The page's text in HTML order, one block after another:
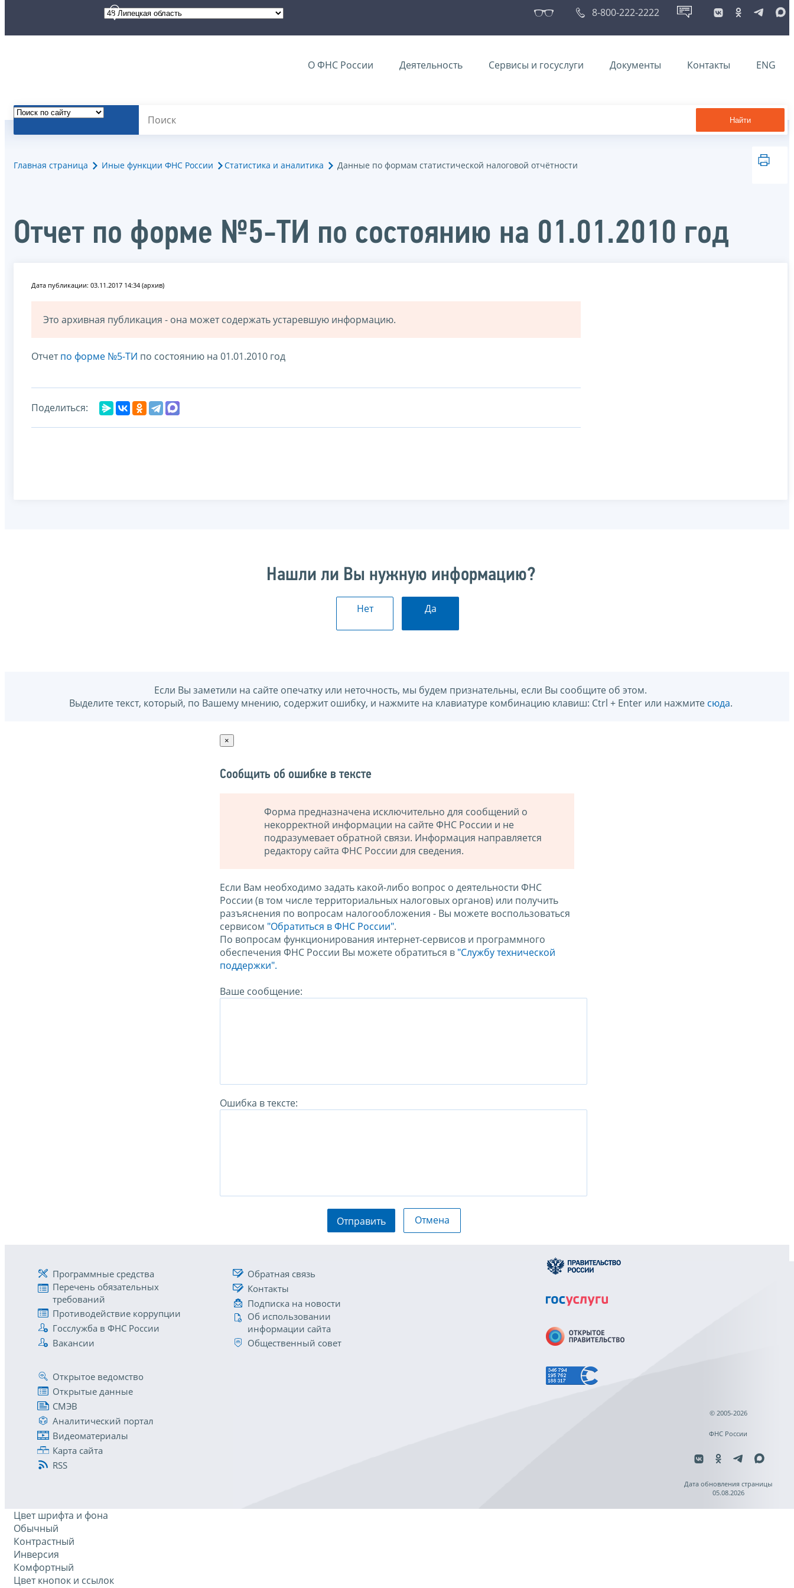
8-800-222-2222
О ФНС России Деятельность Сервисы и госуслуги Документы Контакты ENG
Найти
Главная страница Иные функции ФНС России Статистика и аналитика Данные по формам статистической налоговой отчётности
Oтчет по форме №5-ТИ по состоянию на 01.01.2010 год
Дата публикации: 03.11.2017 14:34 (архив)
Это архивная публикация - она может содержать устаревшую информацию.
Oтчетпо форме №5-ТИ по состоянию на 01.01.2010 год
Поделиться:
Нашли ли Вы нужную информацию?
Нет Да
Если Вы заметили на сайте опечатку или неточность, мы будем признательны, если Вы сообщите об этом.
Выделите текст, который, по Вашему мнению, содержит ошибку, и нажмите на клавиатуре комбинацию клавиш: Ctrl + Enter или нажмите сюда.
×
Сообщить об ошибке в тексте
Форма предназначена исключительно для сообщений о
некорректной информации на сайте ФНС России и не
подразумевает обратной связи. Информация направляется
редактору сайта ФНС России для сведения.
Если Вам необходимо задать какой-либо вопрос о деятельности ФНС
России (в том числе территориальных налоговых органов) или получить
разъяснения по вопросам налогообложения - Вы можете воспользоваться
сервисом "Обратиться в ФНС России".
По вопросам функционирования интернет-сервисов и программного
обеспечения ФНС России Вы можете обратиться в "Службу технической
поддержки".
Ваше сообщение:
Ошибка в тексте:
Отправить Отмена
Программные средства
Перечень обязательных
требований
Противодействие коррупции
Госслужба в ФНС России
Вакансии
Обратная связь
Контакты
Подписка на новости
Об использовании
информации сайта
Общественный совет
Открытое ведомство
Открытые данные
СМЭВ
Аналитический портал
Видеоматериалы
Карта сайта
RSS
© 2005-2026
ФНС России
Дата обновления страницы
05.08.2026
Цвет шрифта и фона
Обычный
Контрастный
Инверсия
Комфортный
Цвет кнопок и ссылок